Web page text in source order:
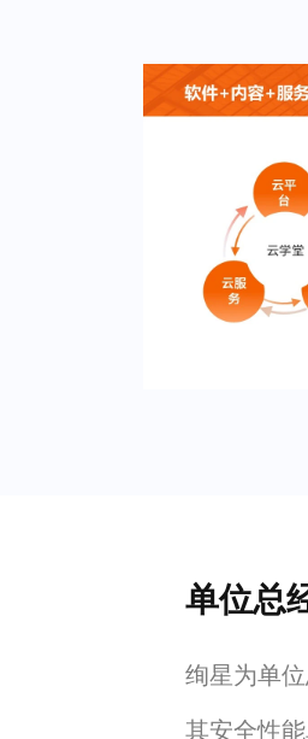
单位总
绚星为单
其安全性